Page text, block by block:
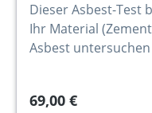
Dieser Asbest-Test
Ihr Material
Asbest untersuchen
69,00 €